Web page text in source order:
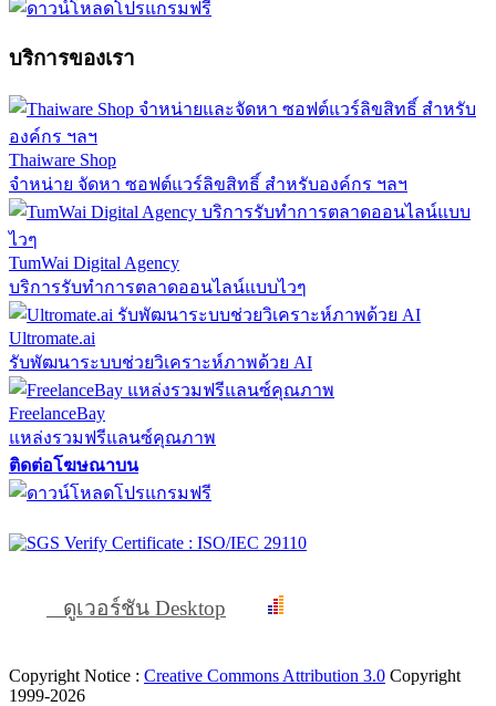
บริการของเรา
Thaiware Shop
จำหน่าย จัดหา ซอฟต์แวร์ลิขสิทธิ์ สำหรับองค์กร ฯลฯ
TumWai Digital Agency
บริการรับทำการตลาดออนไลน์แบบไวๆ
Ultromate.ai
รับพัฒนาระบบช่วยวิเคราะห์ภาพด้วย AI
FreelanceBay
แหล่งรวมฟรีแลนซ์คุณภาพ
ติดต่อโฆษณาบน
ดูเวอร์ชัน Desktop
Copyright Notice : Creative Commons Attribution 3.0 Copyright
1999-2026